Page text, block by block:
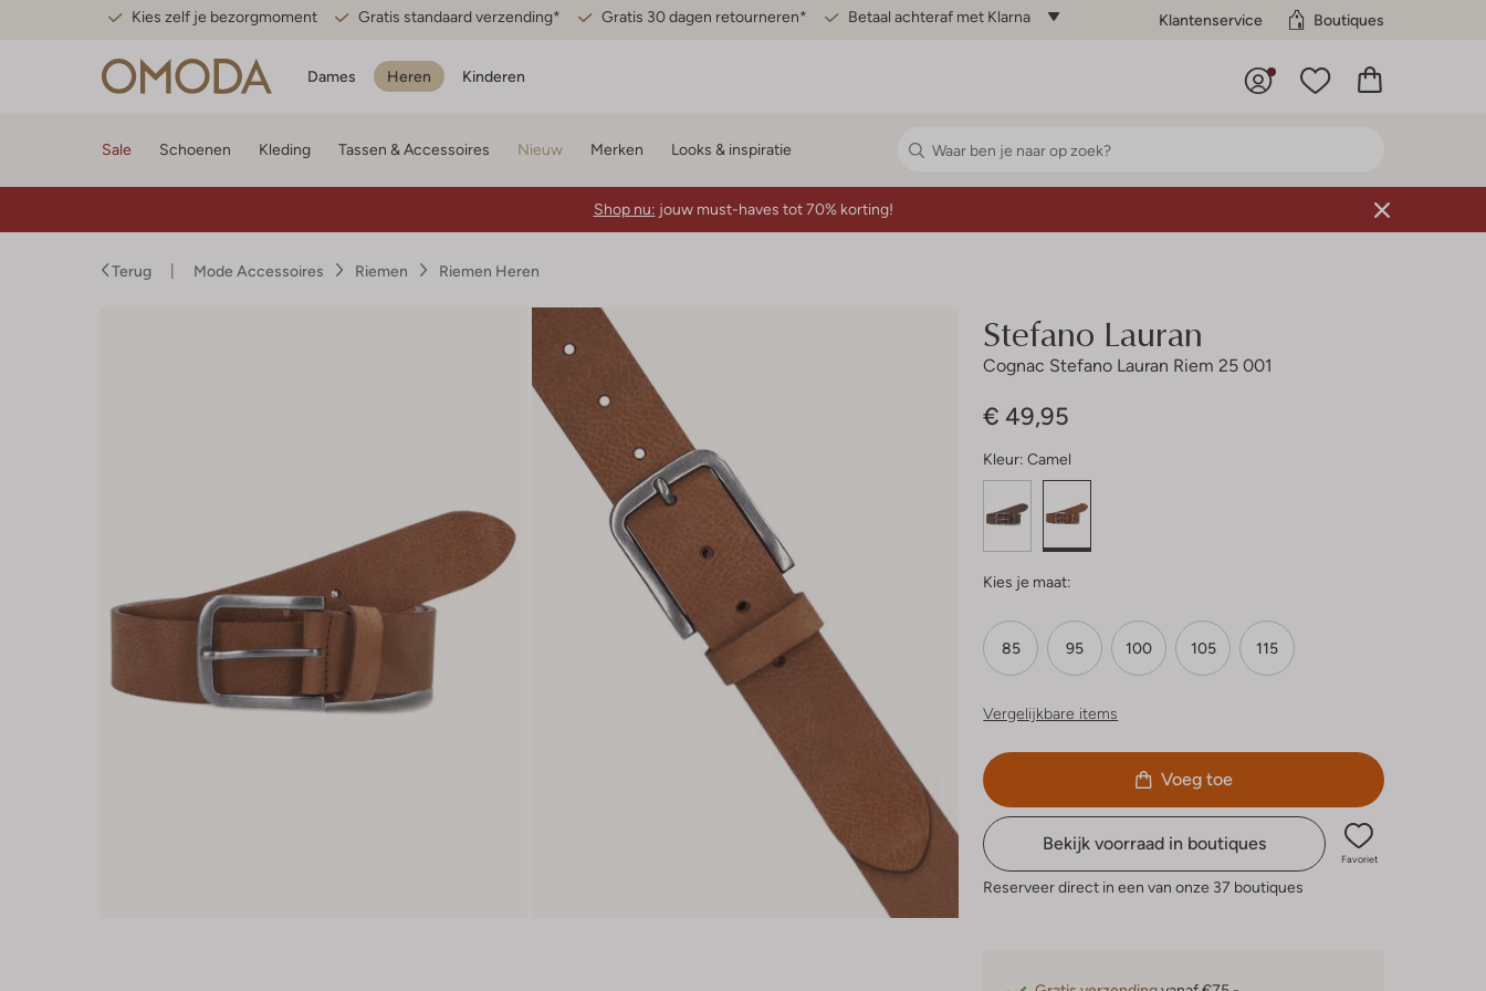
Kies zelf je bezorgmoment Gratis standaard verzending* Gratis 30 dagen retourneren* Betaal achteraf met Klarna Klantenservice Boutiques
Dames Heren Kinderen
Sale Schoenen Kleding Tassen & Accessoires Nieuw Merken Looks & inspiratie
Shop nu: jouw must-haves tot 70% korting!
Terug Mode Accessoires Riemen Riemen Heren
Stefano Lauran
Cognac Stefano Lauran Riem 25 001
€ 49,95
Kleur: Camel
Kies je maat:
85 95 100 105 115
Vergelijkbare items
Voeg toe
Bekijk voorraad in boutiques
Favoriet
Reserveer direct in een van onze 37 boutiques